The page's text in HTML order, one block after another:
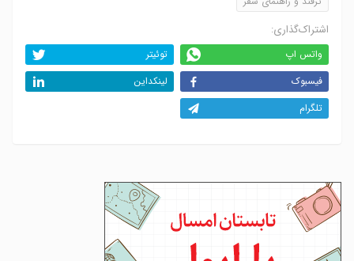
اشتراک‌گذاری:
واتس اپ
توئیتر
فیسبوک
لینکداین
تلگرام